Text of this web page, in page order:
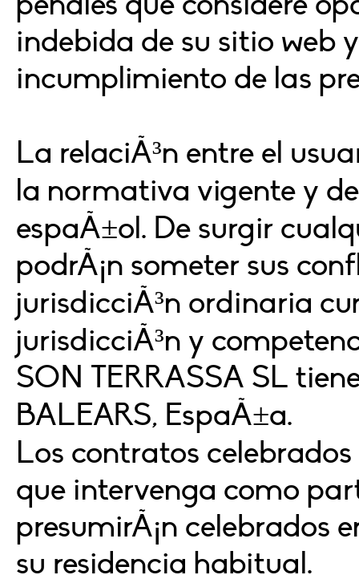
indebida de su sitio web
incumplimiento de las
La relaciÃ³n entre el
la normativa vigente y
espaÃ±ol. De surgir
podrÃ¡n someter sus
jurisdicciÃ³n ordinaria
jurisdicciÃ³n y
SON TERRASSA SL
BALEARS, EspaÃ±a.
Los contratos
que intervenga como
presumirÃ¡n celebrados
su residencia habitual.